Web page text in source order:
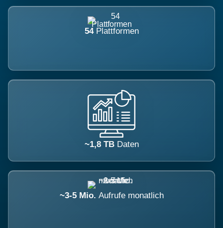
54 Plattformen
~1,8 TB Daten
~3-5 Mio. Aufrufe monatlich